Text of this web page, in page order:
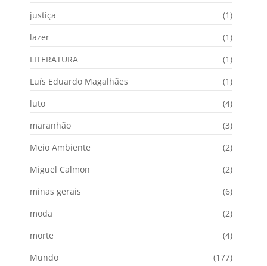
justiça
(1)
lazer
(1)
LITERATURA
(1)
Luís Eduardo Magalhães
(1)
luto
(4)
maranhão
(3)
Meio Ambiente
(2)
Miguel Calmon
(2)
minas gerais
(6)
moda
(2)
morte
(4)
Mundo
(177)